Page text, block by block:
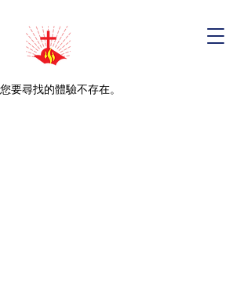
您要尋找的體驗不存在。